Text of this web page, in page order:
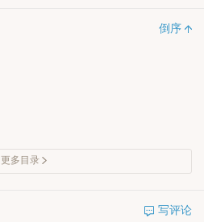
倒序
更多目录
写评论